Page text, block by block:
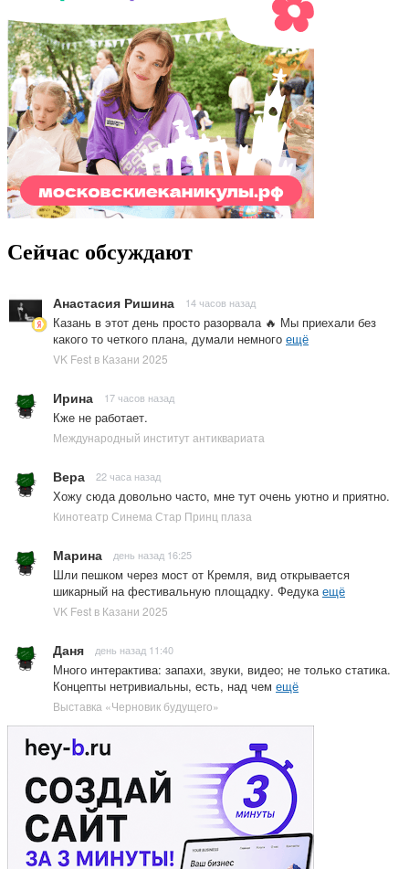
Сейчас обсуждают
Анастасия Ришина 14 часов назад
Казань в этот день просто разорвала 🔥 Мы приехали без
какого то четкого плана, думали немного ещё
VK Fest в Казани 2025
Ирина 17 часов назад
Кже не работает.
Международный институт антиквариата
Вера 22 часа назад
Хожу сюда довольно часто, мне тут очень уютно и приятно.
Кинотеатр Синема Стар Принц плаза
Марина день назад 16:25
Шли пешком через мост от Кремля, вид открывается
шикарный на фестивальную площадку. Федука ещё
VK Fest в Казани 2025
Даня день назад 11:40
Много интерактива: запахи, звуки, видео; не только статика.
Концепты нетривиальны, есть, над чем ещё
Выставка «Черновик будущего»